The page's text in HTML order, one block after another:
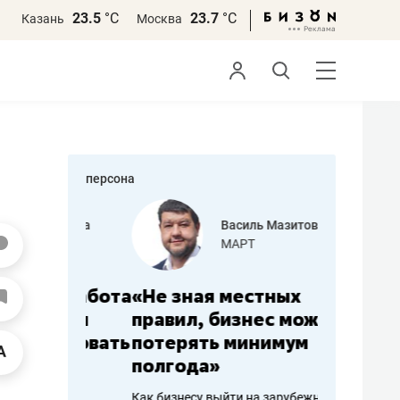
Казань 23.5 °С Москва 23.7 °С
персона
работа
Василь Мазитов
МАРТ
«Не зная местных
правил, бизнес может
потерять минимум
полгода»